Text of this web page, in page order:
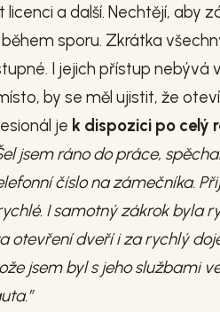
a další. Nechtějí, aby
sporu. Zkrátka
I jejich přístup nebývá
by se měl ujistit, že
je k dispozici po celý
jsem ráno do práce,
číslo na zámečníka.
I samotný zákrok byla
otevření dveří i za rychlý
jsem byl s jeho službami